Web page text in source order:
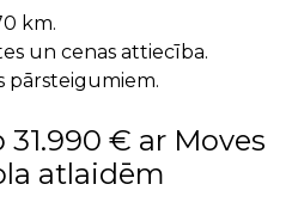
km.
un cenas attiecība.
pārsteigumiem.
31.990 € ar Moves
atlaidēm